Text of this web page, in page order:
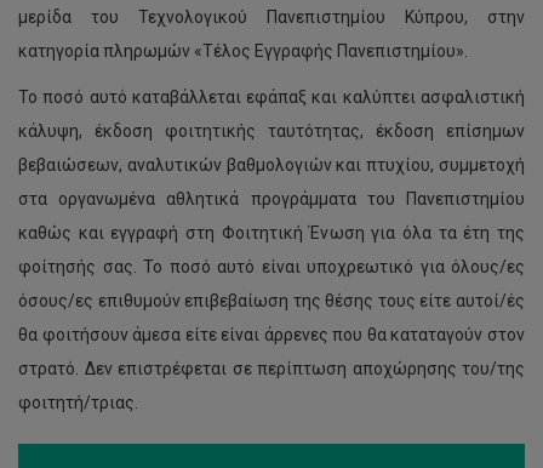
μερίδα του Τεχνολογικού Πανεπιστημίου Κύπρου, στην
κατηγορία πληρωμών «Τέλος Εγγραφής Πανεπιστημίου».
Το ποσό αυτό καταβάλλεται εφάπαξ και καλύπτει ασφαλιστική
κάλυψη, έκδοση φοιτητικής ταυτότητας, έκδοση επίσημων
βεβαιώσεων, αναλυτικών βαθμολογιών και πτυχίου, συμμετοχή
στα οργανωμένα αθλητικά προγράμματα του Πανεπιστημίου
καθώς και εγγραφή στη Φοιτητική Ένωση για όλα τα έτη της
φοίτησής σας. Το ποσό αυτό είναι υποχρεωτικό για όλους/ες
όσους/ες επιθυμούν επιβεβαίωση της θέσης τους είτε αυτοί/ές
θα φοιτήσουν άμεσα είτε είναι άρρενες που θα καταταγούν στον
στρατό. Δεν επιστρέφεται σε περίπτωση αποχώρησης του/της
φοιτητή/τριας.